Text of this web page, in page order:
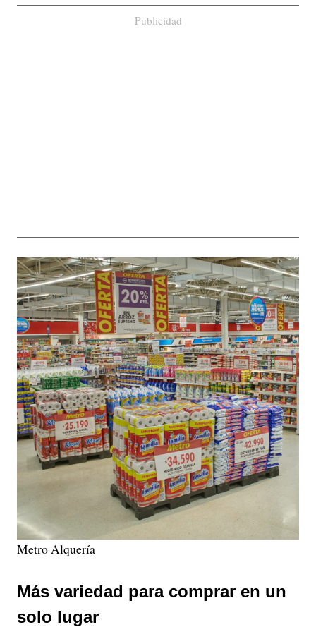
Publicidad
Metro Alquería
Más variedad para comprar en un
solo lugar